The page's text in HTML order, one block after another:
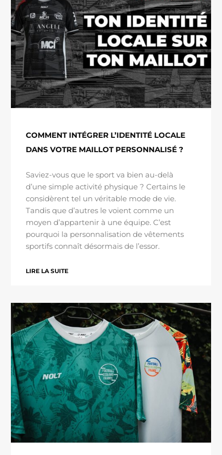
COMMENT INTÉGRER L’IDENTITÉ LOCALE
DANS VOTRE MAILLOT PERSONNALISÉ ?
Saviez-vous que le sport va bien au-delà
d’une simple activité physique ? Certains le
considèrent tel un véritable mode de vie.
Tandis que d’autres le voient comme un
moyen d’appartenir à une équipe. C’est
pourquoi la personnalisation de vêtements
sportifs connaît désormais de l’essor.
LIRE LA SUITE